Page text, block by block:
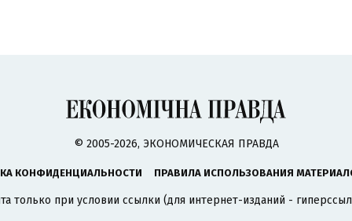
© 2005-2026, ЭКОНОМИЧЕСКАЯ ПРАВДА
КОНФИДЕНЦИАЛЬНОСТИ ПРАВИЛА ИСПОЛЬЗОВАНИЯ
только при условии ссылки (для интернет-изданий -